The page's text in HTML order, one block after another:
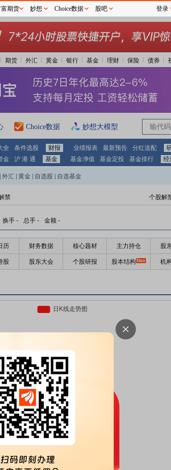
期货 外汇 黄金 银行 基金 理财 保险 债券
Choice数据 妙想大模型
全 条件选股 财报 业绩报表 最新预告 分红送配
金 沪 港 通 基金 基金净值 基金定投 基金排行 经
外汇 黄金 自选股 自选基金
禁 个股解
换手 - 总手 - 金额 -
历 财务数据 核心题材 主力持仓 股
股 股东大会 个股研报 股本结构 机
期货 妙想 Choice数据 股吧 登录